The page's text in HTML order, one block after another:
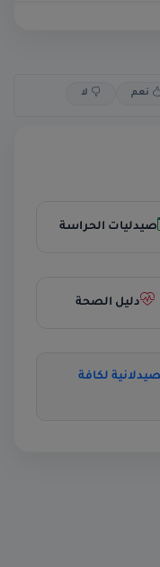
نعم لا
صيدليات الحراسة
دليل الصحة
لكافة